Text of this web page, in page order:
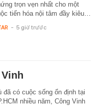
trọn vẹn nhất cho một
tiến hóa nội tâm đầy kiêu…
- 5 giờ trước
đã có cuộc sống ổn định tại
nhiều năm, Công Vinh